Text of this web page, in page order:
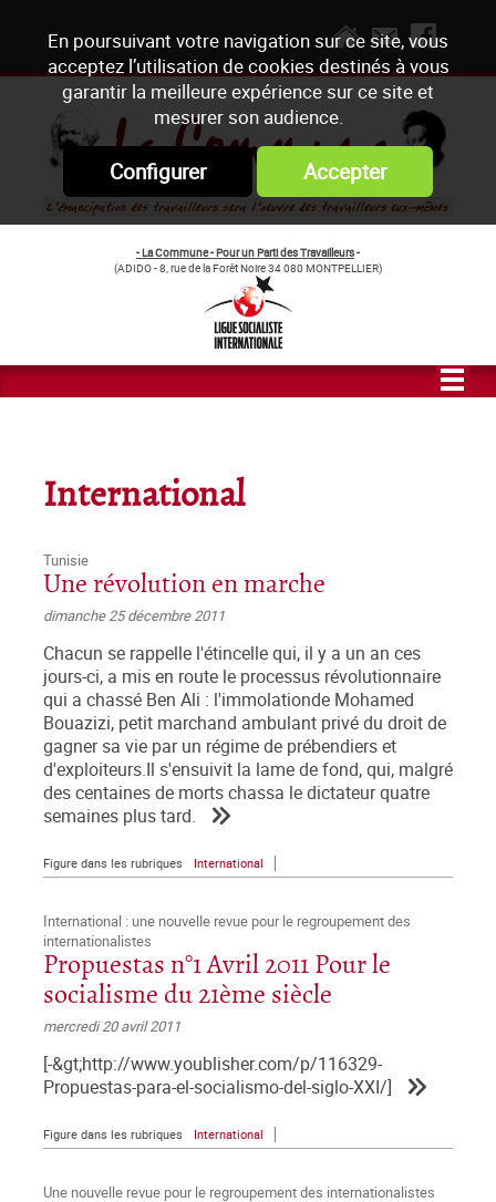
En poursuivant votre navigation sur ce site, vous
acceptez l’utilisation de cookies destinés à vous
garantir la meilleure expérience sur ce site et
mesurer son audience.
Configurer Accepter
- La Commune - Pour un Parti des Travailleurs-
(ADIDO - 8, rue de la Forêt Noire 34 080 MONTPELLIER)
International
Tunisie
Une révolution en marche
dimanche 25 décembre 2011
Chacun se rappelle l'étincelle qui, il y a un an ces
jours-ci, a mis en route le processus révolutionnaire
qui a chassé Ben Ali : l'immolationde Mohamed
Bouazizi, petit marchand ambulant privé du droit de
gagner sa vie par un régime de prébendiers et
d'exploiteurs.Il s'ensuivit la lame de fond, qui, malgré
des centaines de morts chassa le dictateur quatre
semaines plus tard.
Figure dans les rubriques International
International : une nouvelle revue pour le regroupement des
internationalistes
Propuestas n°1 Avril 2011 Pour le
socialisme du 21ème siècle
mercredi 20 avril 2011
[-&gt;http://www.youblisher.com/p/116329-
Propuestas-para-el-socialismo-del-siglo-XXI/]
Figure dans les rubriques International
Une nouvelle revue pour le regroupement des internationalistes